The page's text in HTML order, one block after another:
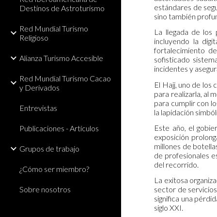
Destinos de Astroturismo
Red Mundial Turismo
Religioso
Alianza Turismo Accesible
Red Mundial Turismo Cacao
y Derivados
Entrevistas
Publicaciones - Artículos
Grupos de trabajo
¿Cómo ser miembro?
Sobre nosotros
estándares de
sino también
La llegada de los
incluyendo la
fortalecimiento
sofisticado
incidentes y
El Hajj, uno de los
para realizarla, al
para cumplir con
la lapidación
Este año, el
exposición
millones de
de profesionales
del recorrido.
La exitosa
sector de
significa una
siglo XXI.